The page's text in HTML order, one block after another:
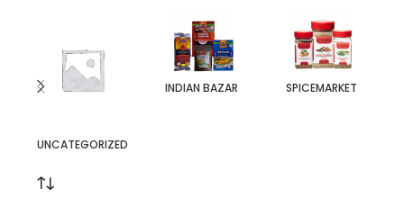
UNCATEGORIZED
INDIAN BAZAR SPICEMARKET